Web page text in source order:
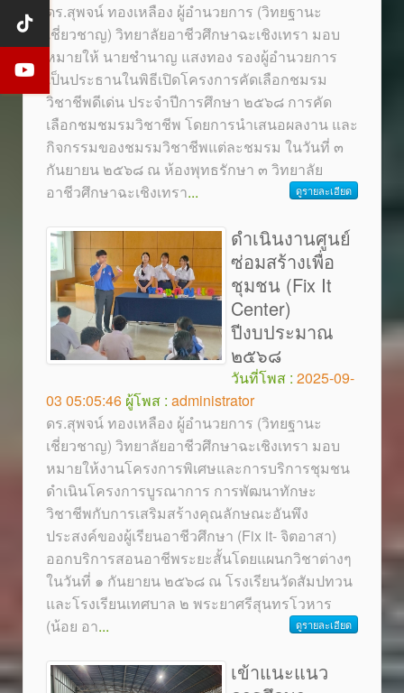
ดร.สุพจน์ ทองเหลือง ผู้อำนวยการ (วิทยฐานะ
เชี่ยวชาญ) วิทยาลัยอาชีวศึกษาฉะเชิงเทรา มอบ
หมายให้ นายชำนาญ แสงทอง รองผู้อำนวยการ
เป็นประธานในพิธีเปิดโครงการคัดเลือกชมรม
วิชาชีพดีเด่น ประจำปีการศึกษา ๒๕๖๘ การคัด
เลือกชมชมรมวิชาชีพ โดยการนำเสนอผลงาน และ
กิจกรรมของชมรมวิชาชีพแต่ละชมรม ในวันที่ ๓
กันยายน ๒๕๖๘ ณ ห้องพุทธรักษา ๓ วิทยาลัย
อาชีวศึกษาฉะเชิงเทรา... ดูรายละเอียด
ดำเนินงานศูนย์
ซ่อมสร้างเพื่อ
ชุมชน (Fix It
Center)
ปีงบประมาณ
๒๕๖๘
วันที่โพส : 2025-09-
03 05:05:46 ผู้โพส : administrator
ดร.สุพจน์ ทองเหลือง ผู้อำนวยการ (วิทยฐานะ
เชี่ยวชาญ) วิทยาลัยอาชีวศึกษาฉะเชิงเทรา มอบ
หมายให้งานโครงการพิเศษและการบริการชุมชน
ดำเนินโครงการบูรณาการ การพัฒนาทักษะ
วิชาชีพกับการเสริมสร้างคุณลักษณะอันพึง
ประสงค์ของผู้เรียนอาชีวศึกษา (Fix it- จิตอาสา)
ออกบริการสอนอาชีพระยะสั้นโดยแผนกวิชาต่างๆ
ในวันที่ ๑ กันยายน ๒๕๖๘ ณ โรงเรียนวัดสัมปทวน
และโรงเรียนเทศบาล ๒ พระยาศรีสุนทรโวหาร
(น้อย อา... ดูรายละเอียด
เข้าแนะแนว